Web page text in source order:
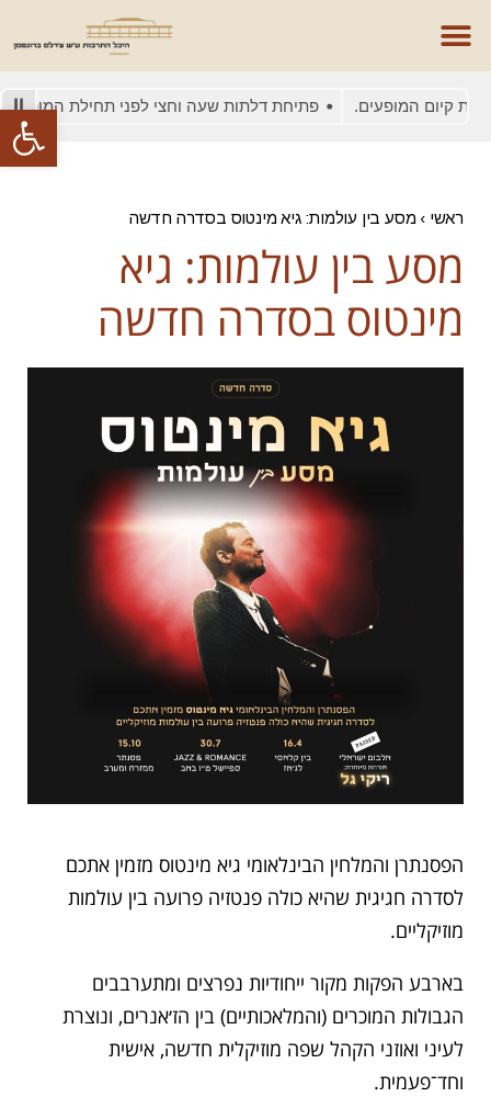
פתח קיום המופעים. פתיחת דלתות שעה וחצי לפני תחילת המופע
ראשי › מסע בין עולמות: גיא מינטוס בסדרה חדשה
מסע בין עולמות: גיא
מינטוס בסדרה חדשה
הפסנתרן והמלחין הבינלאומי גיא מינטוס מזמין אתכם
לסדרה חגיגית שהיא כולה פנטזיה פרועה בין עולמות
מוזיקליים.
בארבע הפקות מקור ייחודיות נפרצים ומתערבבים
הגבולות המוכרים (והמלאכותיים) בין הז׳אנרים, ונוצרת
לעיני ואוזני הקהל שפה מוזיקלית חדשה, אישית
וחד־פעמית.